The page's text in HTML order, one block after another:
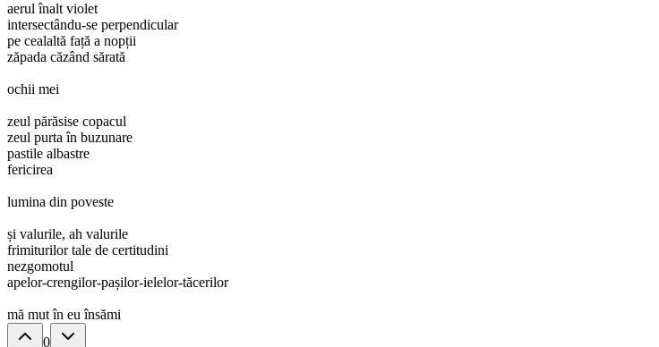
aerul înalt violet
intersectându-se perpendicular
pe cealaltă față a nopții
zăpada căzând sărată
ochii mei
zeul părăsise copacul
zeul purta în buzunare
pastile albastre
fericirea
lumina din poveste
și valurile, ah valurile
frimiturilor tale de certitudini
nezgomotul
apelor-crengilor-pașilor-ielelor-tăcerilor
mă mut în eu însămi
0